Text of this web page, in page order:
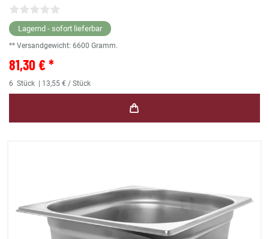
Lagernd - sofort lieferbar
** Versandgewicht: 6600 Gramm.
81,30 € *
6 Stück | 13,55 € / Stück